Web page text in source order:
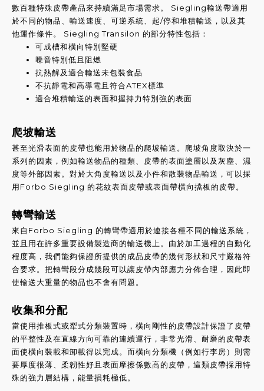
數百種特殊皮帶產品來持續滿足市場需求。 Siegling輸送帶適用
於不同的物品、輸送速度、可逆系統、起/停和堆積輸送，以及其
他運作條件。 Siegling Transilon 的部分特性包括：
可成槽和橫向特別堅硬
噪音特別低且阻燃
抗熱解及適合輸送未包裝食品
不抗靜電和高導電且符合ATEX標準
適合堆積輸送的表面和握持力特別強的表面
爬坡輸送
甚至光滑表面的皮帶也能用於物品的爬坡輸送。爬坡角度取決於一
系列的因素，例如輸送物品的種類、皮帶的表面塗層以及灰塵、濕
度等外部因素。 對於大角度輸送以及小件和散裝物品輸送，可以採
用Forbo Siegling 的花紋表面皮帶或表面帶橫向擋板的皮帶。
轉彎輸送
來自Forbo Siegling 的轉彎帶適用於連接各種不同的輸送系統，
並且用在許多重要設備製造商的輸送機上。 由於加工過程的自動化
程度高，我們能夠保證所提供的成品 皮帶的幾何形狀和尺寸嚴格符
合要求。 把轉彎段分成幾段可以讓皮帶內部應力分佈合理，因此即
使輸送大重量的物品也不會有問題。
收集和分配
當使用推板式或犁式分類裝置時，橫向剛性的皮帶設計保證了皮帶
的平整性及在直線方向可靠的連續運行，非常光滑、耐磨的皮帶表
面使橫向裝載和卸載得以完成。而橫向分類機（例如行李房）則需
要厚度很薄、柔韌性好且表面摩擦係數高的皮帶，這類皮帶採用特
殊的強力層結構，能量損耗極低。